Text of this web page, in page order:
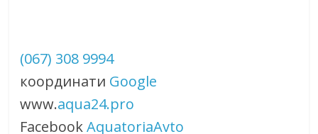
(067) 308 9994
координати Google
www.aqua24.pro
FacebookAquatoriaAvto